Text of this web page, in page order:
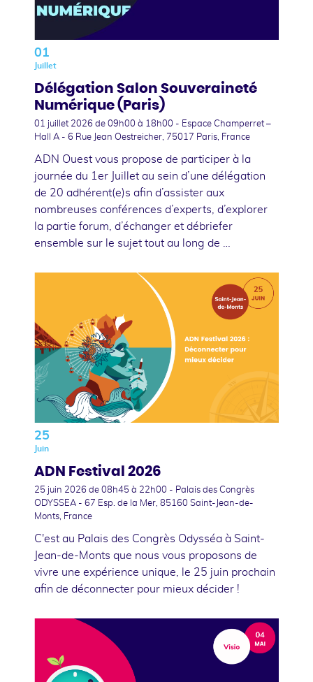
01
Juillet
Délégation Salon Souveraineté
Numérique (Paris)
01 juillet 2026 de 09h00 à 18h00 - Espace Champerret –
Hall A - 6 Rue Jean Oestreicher, 75017 Paris, France
ADN Ouest vous propose de participer à la
journée du 1er Juillet au sein d’une délégation
de 20 adhérent(e)s afin d’assister aux
nombreuses conférences d’experts, d’explorer
la partie forum, d’échanger et débriefer
ensemble sur le sujet tout au long de …
25
Juin
ADN Festival 2026
25 juin 2026 de 08h45 à 22h00 - Palais des Congrès
ODYSSEA - 67 Esp. de la Mer, 85160 Saint-Jean-de-
Monts, France
C'est au Palais des Congrès Odysséa à Saint-
Jean-de-Monts que nous vous proposons de
vivre une expérience unique, le 25 juin prochain
afin de déconnecter pour mieux décider !